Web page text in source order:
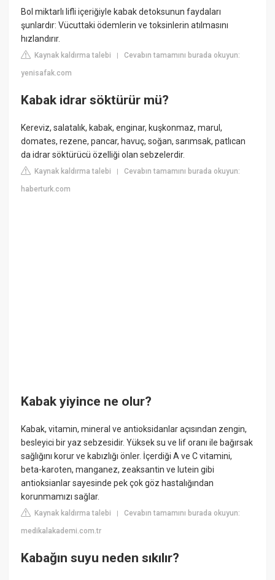
Bol miktarlı lifli içeriğiyle kabak detoksunun faydaları
şunlardır: Vücuttaki ödemlerin ve toksinlerin atılmasını
hızlandırır.
Kaynak kaldırma talebi |Cevabın tamamını burada okuyun:
yenisafak.com
Kabak idrar söktürür mü?
Kereviz, salatalık, kabak, enginar, kuşkonmaz, marul,
domates, rezene, pancar, havuç, soğan, sarımsak, patlıcan
da idrar söktürücü özelliği olan sebzelerdir.
Kaynak kaldırma talebi |Cevabın tamamını burada okuyun:
haberturk.com
Kabak yiyince ne olur?
Kabak, vitamin, mineral ve antioksidanlar açısından zengin,
besleyici bir yaz sebzesidir. Yüksek su ve lif oranı ile bağırsak
sağlığını korur ve kabızlığı önler. İçerdiği A ve C vitamini,
beta-karoten, manganez, zeaksantin ve lutein gibi
antioksianlar sayesinde pek çok göz hastalığından
korunmamızı sağlar.
Kaynak kaldırma talebi |Cevabın tamamını burada okuyun:
medikalakademi.com.tr
Kabağın suyu neden sıkılır?